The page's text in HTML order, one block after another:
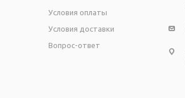
Условия оплаты
Условия доставки
Вопрос-ответ